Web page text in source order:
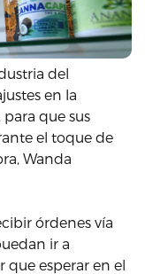
del
en la
para que sus
el toque de
Wanda
órdenes vía
ir a
que esperar en el